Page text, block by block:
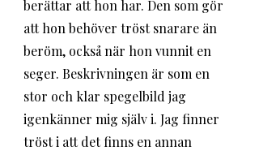
berättar att hon har. Den som gör
att hon behöver tröst snarare än
beröm, också när hon vunnit en
seger. Beskrivningen är som en
stor och klar spegelbild jag
igenkänner mig själv i. Jag finner
tröst i att det finns en annan